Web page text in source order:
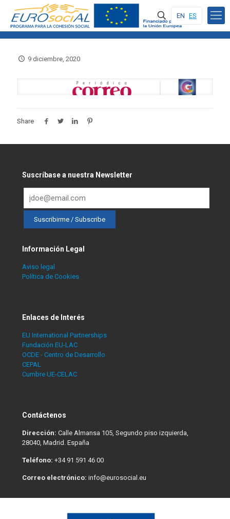
EN ES
9 diciembre, 2020
Share
Suscríbase a nuestra Newsletter
Información Legal
Aviso legal
Política de Cookies
Enlaces de Interés
EU International Partnerships
Fundación EU-LAC
OCDE - Centro de Desarrollo
CEPAL
Cumbre UE-CELAC
Contáctenos
Dirección: Calle Almansa 105, Segundo piso izquierda,
28040, Madrid. España
Teléfono: +34 91 591 46 00
Correo electrónico: info@eurosocial.eu